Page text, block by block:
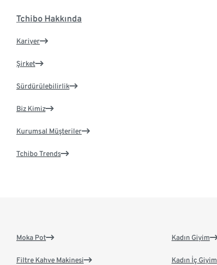
Tchibo Hakkında
Kariyer
Şirket
Sürdürülebilirlik
Biz Kimiz
Kurumsal Müşteriler
Tchibo Trends
Moka Pot
Filtre Kahve Makinesi
Kadın Giyim
Kadın İç Giyim